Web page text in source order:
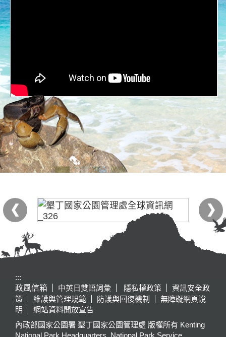
:::
政風信箱
中英日雙語詞彙 隱私權政策
資訊安全政
策
維護與管理規範 防護與回復機制
無障礙網頁說
明
網站資料開放宣告
內政部國家公園署 墾丁國家公園管理處 版權所有 Kenting
National Park Headquarters, National Park Service,